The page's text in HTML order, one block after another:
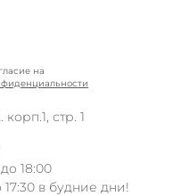
на
стр. 1
18:00
в будние дни!